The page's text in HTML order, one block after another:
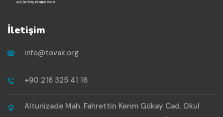
İletişim
info@tovak.org
+90 216 325 41 16
Altunizade Mah. Fahrettin Kerim Gökay Cad. Okul